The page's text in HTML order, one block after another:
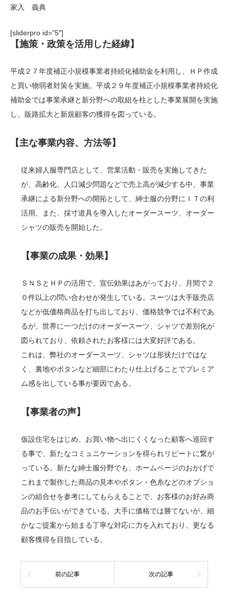
家入 義典
[sliderpro id=”5″]
【施策・政策を活用した経緯】
平成２７年度補正小規模事業者持続化補助金を利用し、ＨＰ作成
と買い物弱者対策を実施。平成２９年度補正小規模事業者持続化
補助金では事業承継と新分野への取組を柱とした事業展開を実施
し、販路拡大と新規顧客の獲得を図っている。
【主な事業内容、方法等】
従来婦人服専門店として、営業活動・販売を実施してきた
が、高齢化、人口減少問題などで売上高が減少する中、事業
承継による新分野への開拓として、紳士服の分野にＩＴの利
活用、また、採寸道具を導入したオーダースーツ、オーダー
シャツの販売を開始した。
【事業の成果・効果】
ＳＮＳとＨＰの活用で、宣伝効果はあがっており、月間で２
０件以上の問い合わせが発生している。スーツは大手販売店
などが低価格商品を打ち出しており、価格競争では不利であ
るが、世界に一つだけのオーダースーツ、シャツで差別化が
図られており、依頼されたお客様には大変好評である。
これは、弊社のオーダースーツ、シャツは形状だけではな
く、裏地やボタンなど細部にわたり仕上げることでプレミア
ム感を出している事が要因である。
【事業者の声】
仮設住宅をはじめ、お買い物へ出にくくなった顧客へ巡回す
る事で、新たなコミュニケーションを得られリピートに繋が
っている。新たな紳士服分野でも、ホームページのおかげで
これまで製作した商品の見本やボタン・色糸などのオプショ
ンの組合せを参考にしてもらえることで、お客様のお好み商
品のお手伝いができている。大手に価格では勝てないが、細
かなご提案から始まる丁寧な対応に力を入れており、更なる
顧客獲得を目指している。
前の記事 次の記事